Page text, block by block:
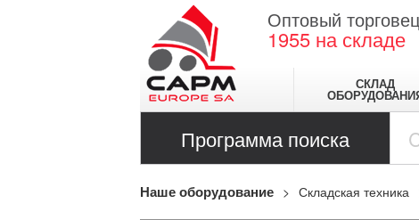
Оптовый
1955 на складе
СКЛАД
Программа поиска
Наше оборудование Складская техника